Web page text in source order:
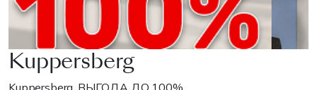
Kuppersberg
Kuppersberg. ВЫГОДА ДО 100%